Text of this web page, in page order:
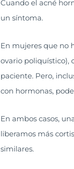
Cuando el acné
un síntoma.
En mujeres que no
ovario poliquístico),
paciente. Pero,
con hormonas,
En ambos casos,
liberamos más
similares.